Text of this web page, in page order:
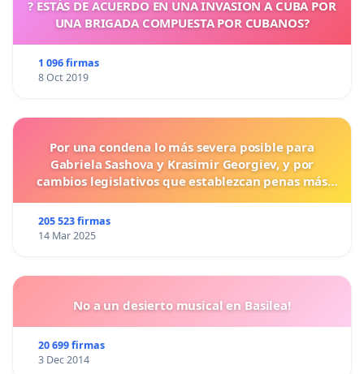
? ESTÁS DE ACUERDO EN UNA INVASION A CUBA POR
UNA BRIGADA COMPUESTA POR CUBANOS?
1 096 firmas
8 Oct 2019
Por una condena lo más severa posible para
Gabriela Sashova y Krasimir Georgiev, y por
cambios legislativos que establezcan penas más
205 523 firmas
14 Mar 2025
No a un desierto musical en Basilea!
20 699 firmas
3 Dec 2014